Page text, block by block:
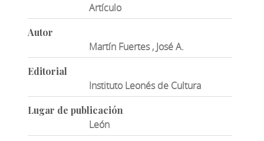
Artículo
Autor
Martín Fuertes , José A.
Editorial
Instituto Leonés de Cultura
Lugar de publicación
León